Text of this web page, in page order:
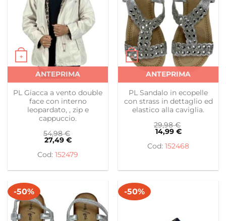
+
Questo prodotto ha più varianti. Le opzioni possono
ANTEPRIMA
PL Giacca a vento double
face con interno
leopardato, , zip e
cappuccio.
54,98€
27,49 €
152479
+
Questo prodotto ha più
ANTEPRIMA
PL Sandalo in ecopelle
con strass in dettaglio ed
elastico alla caviglia.
29,98€
14,99 €
152468
-50% -50%